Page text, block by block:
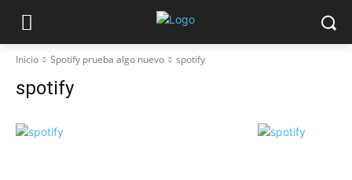
Inicio Spotify prueba algo nuevo spotify
spotify